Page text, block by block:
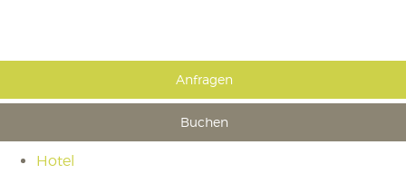
Anfragen
Buchen
Hotel